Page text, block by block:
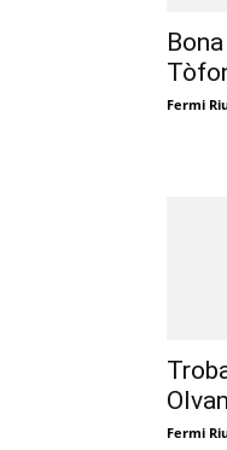
Fermi
Fermi